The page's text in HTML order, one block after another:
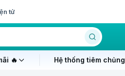
tử
🔥 Hệ thống tiêm chủng